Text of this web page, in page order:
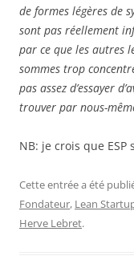
de formes légères de
sont pas réellement
par ce que les autres
sommes trop
pas assez d’essayer
trouver par nous-
NB: je crois que
Cette entrée a été
Fondateur, Lean
Herve Lebret.